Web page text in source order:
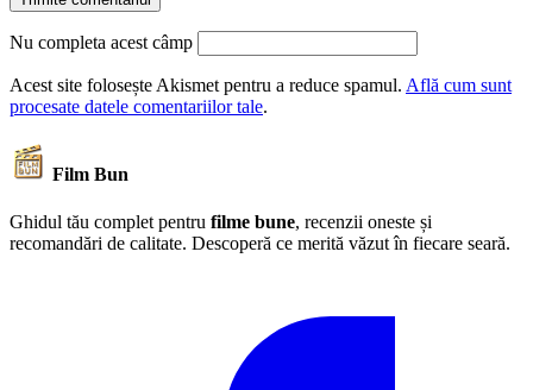
Nu completa acest câmp
Acest site folosește Akismet pentru a reduce spamul. Află cum sunt
procesate datele comentariilor tale.
Film Bun
Ghidul tău complet pentru filme bune, recenzii oneste și
recomandări de calitate. Descoperă ce merită văzut în fiecare seară.